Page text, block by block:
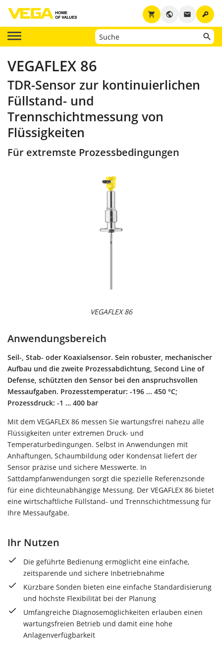
key
email
public
shopping_cart
VEGAFLEX 86
TDR-Sensor zur kontinuierlichen
Füllstand- und
Trennschichtmessung von
Flüssigkeiten
Für extremste Prozessbedingungen
VEGAFLEX 86
Anwendungsbereich
Seil-, Stab- oder Koaxialsensor. Sein robuster, mechanischer
Aufbau und die zweite Prozessabdichtung, Second Line of
Defense, schützten den Sensor bei den anspruchsvollen
Messaufgaben. Prozesstemperatur: -196 ... 450 °C;
Prozessdruck: -1 … 400 bar
Mit dem VEGAFLEX 86 messen Sie wartungsfrei nahezu alle
Flüssigkeiten unter extremen Druck- und
Temperaturbedingungen. Selbst in Anwendungen mit
Anhaftungen, Schaumbildung oder Kondensat liefert der
Sensor präzise und sichere Messwerte. In
Sattdampfanwendungen sorgt die spezielle Referenzsonde
für eine dichteunabhängige Messung. Der VEGAFLEX 86 bietet
eine wirtschaftliche Füllstand- und Trennschichtmessung für
Ihre Messaufgabe.
Ihr Nutzen
Die geführte Bedienung ermöglicht eine einfache,
zeitsparende und sichere Inbetriebnahme
Kürzbare Sonden bieten eine einfache Standardisierung
und höchste Flexibilität bei der Planung
Umfangreiche Diagnosemöglichkeiten erlauben einen
wartungsfreien Betrieb und damit eine hohe
Anlagenverfügbarkeit